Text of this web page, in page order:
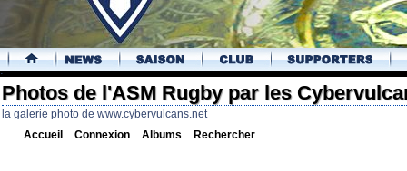
.
Photos de l'ASM Rugby par les
la galerie photo de www.cybervulcans.net
Accueil Connexion Albums Rechercher